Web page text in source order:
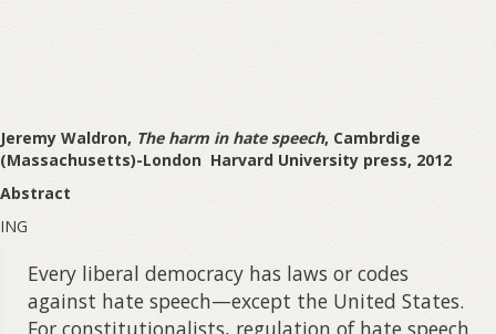
Jeremy Waldron, The harm in hate speech, Cambrdige
(Massachusetts)-London Harvard University press, 2012
Abstract
ING
Every liberal democracy has laws or codes
against hate speech—except the United States.
For constitutionalists, regulation of hate speech